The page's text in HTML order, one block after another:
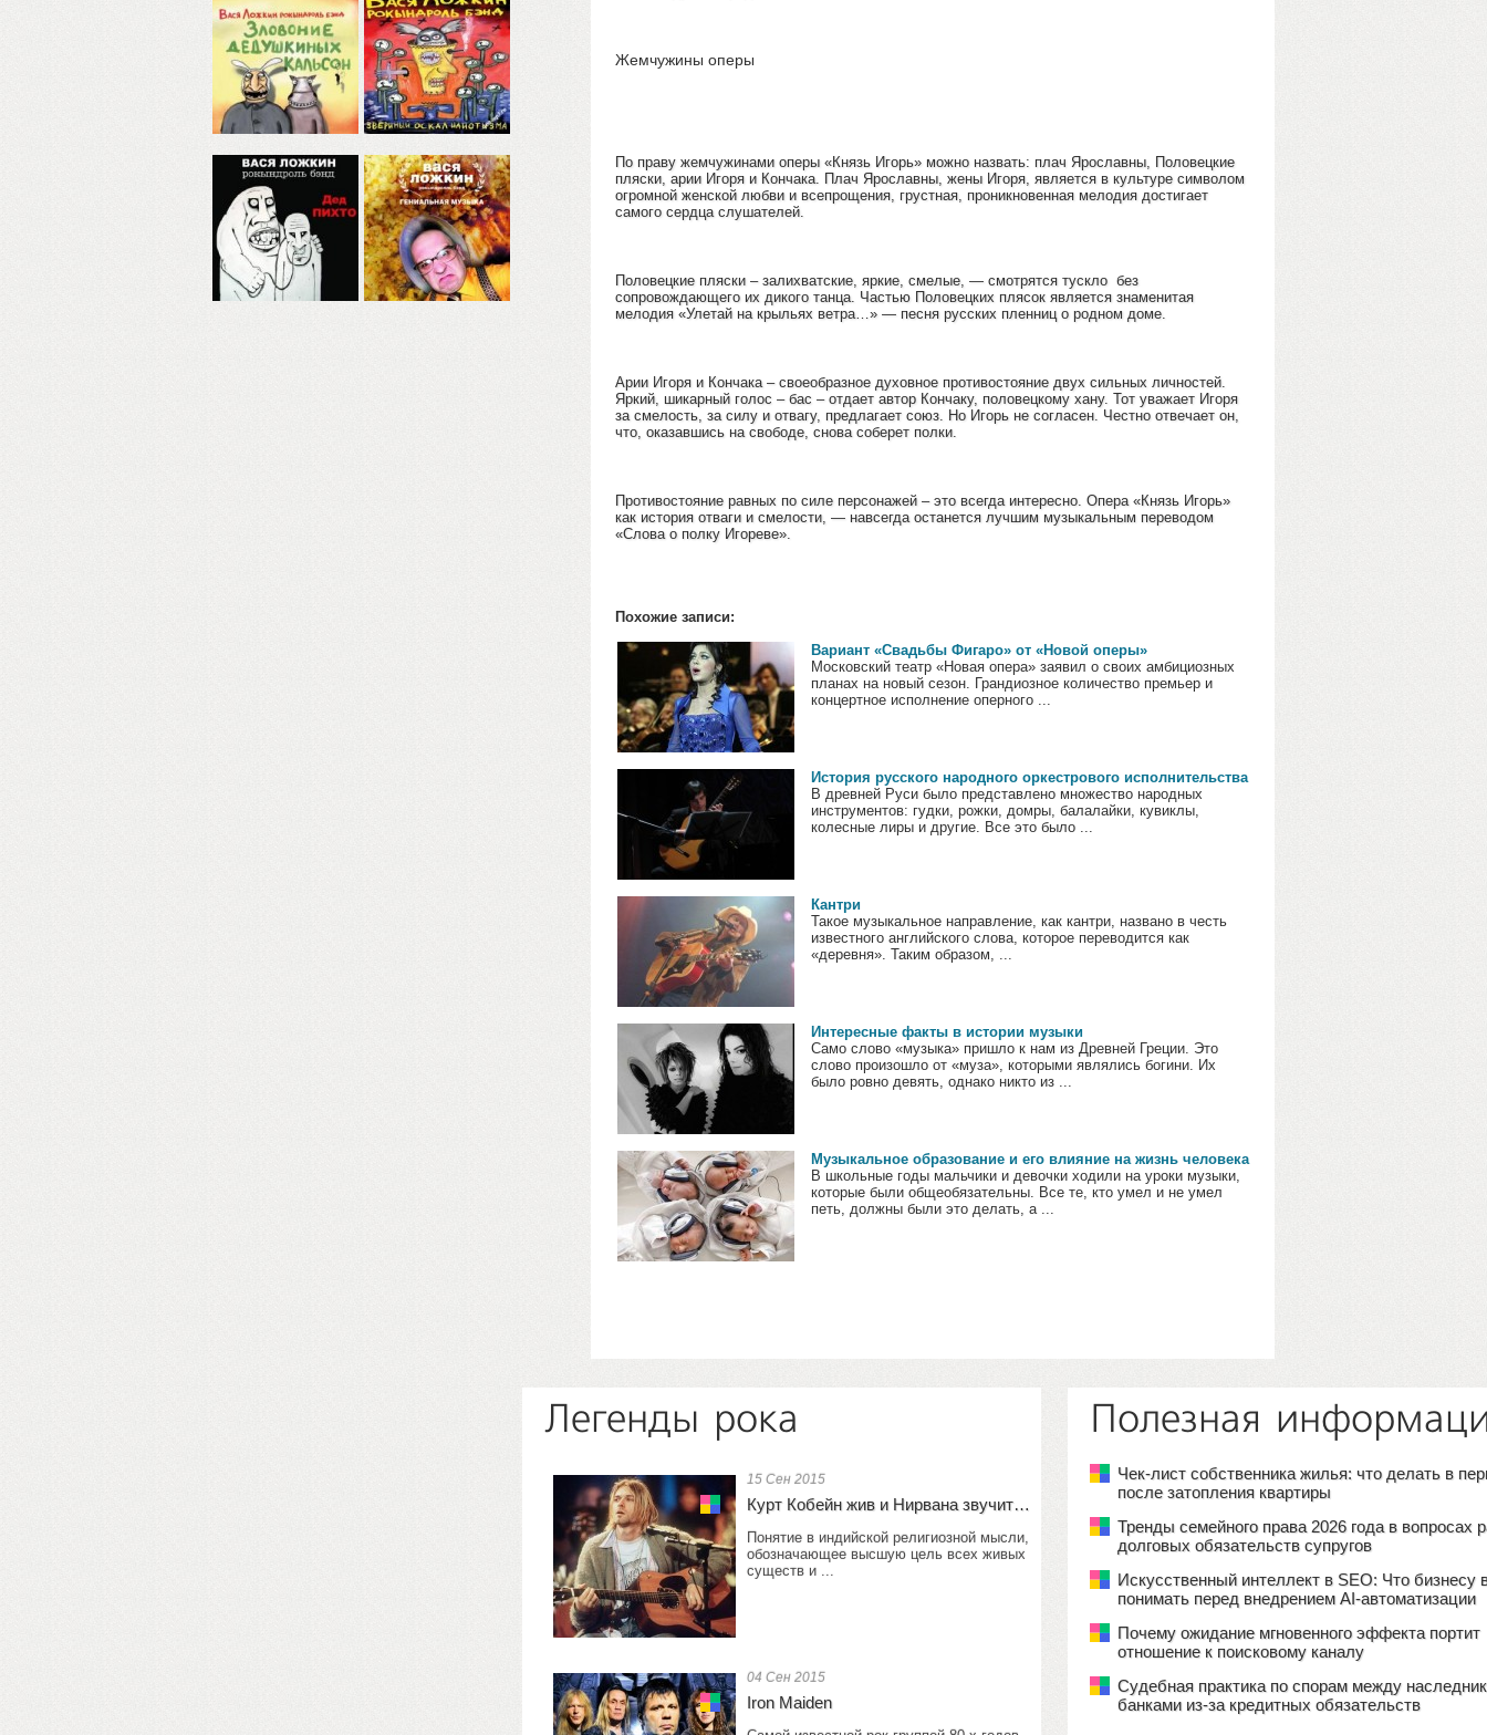
Жемчужины оперы
По праву жемчужинами оперы «Князь Игорь» можно назвать: плач Ярославны, Половецкие
пляски, арии Игоря и Кончака. Плач Ярославны, жены Игоря, является в культуре символом
огромной женской любви и всепрощения, грустная, проникновенная мелодия достигает
самого сердца слушателей.
Половецкие пляски – залихватские, яркие, смелые, — смотрятся тускло без
сопровождающего их дикого танца. Частью Половецких плясок является знаменитая
мелодия «Улетай на крыльях ветра…» — песня русских пленниц о родном доме.
Арии Игоря и Кончака – своеобразное духовное противостояние двух сильных личностей.
Яркий, шикарный голос – бас – отдает автор Кончаку, половецкому хану. Тот уважает Игоря
за смелость, за силу и отвагу, предлагает союз. Но Игорь не согласен. Честно отвечает он,
что, оказавшись на свободе, снова соберет полки.
Противостояние равных по силе персонажей – это всегда интересно. Опера «Князь Игорь»
как история отваги и смелости, — навсегда останется лучшим музыкальным переводом
«Слова о полку Игореве».
Похожие записи:
Вариант «Свадьбы Фигаро» от «Новой оперы»
Московский театр «Новая опера» заявил о своих амбициозных
планах на новый сезон. Грандиозное количество премьер и
концертное исполнение оперного ...
История русского народного оркестрового исполнительства
В древней Руси было представлено множество народных
инструментов: гудки, рожки, домры, балалайки, кувиклы,
колесные лиры и другие. Все это было ...
Кантри
Такое музыкальное направление, как кантри, названо в честь
известного английского слова, которое переводится как
«деревня». Таким образом, ...
Интересные факты в истории музыки
Само слово «музыка» пришло к нам из Древней Греции. Это
слово произошло от «муза», которыми являлись богини. Их
было ровно девять, однако никто из ...
Музыкальное образование и его влияние на жизнь человека
В школьные годы мальчики и девочки ходили на уроки музыки,
которые были общеобязательны. Все те, кто умел и не умел
петь, должны были это делать, а ...
Полезная
Чек-лист собственника жилья: что делать в
после затопления квартиры
Тренды семейного права 2026 года в вопросах
долговых обязательств супругов
Искусственный интеллект в SEO: Что бизнесу
понимать перед внедрением AI-автоматизации
Почему ожидание мгновенного эффекта портит
отношение к поисковому каналу
Судебная практика по спорам между
банками из-за кредитных обязательств
Легенды рока
15 Сен 2015
Курт Кобейн жив и Нирвана звучит…
Понятие в индийской религиозной мысли,
обозначающее высшую цель всех живых
существ и ...
04 Сен 2015
Iron Maiden